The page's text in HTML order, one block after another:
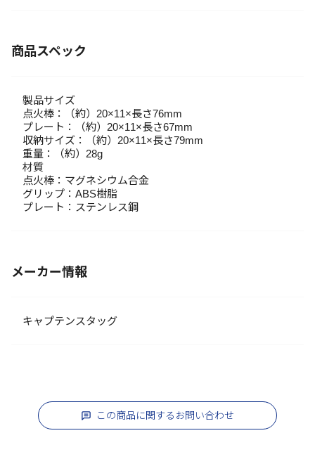
商品スペック
製品サイズ
点火棒：（約）20×11×長さ76mm
プレート：（約）20×11×長さ67mm
収納サイズ：（約）20×11×長さ79mm
重量：（約）28g
材質
点火棒：マグネシウム合金
グリップ：ABS樹脂
プレート：ステンレス鋼
メーカー情報
キャプテンスタッグ
この商品に関するお問い合わせ